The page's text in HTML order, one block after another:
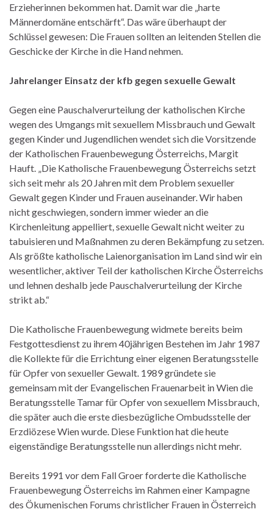
Erzieherinnen bekommen hat. Damit war die „harte
Männerdomäne entschärft“. Das wäre überhaupt der
Schlüssel gewesen: Die Frauen sollten an leitenden Stellen die
Geschicke der Kirche in die Hand nehmen.
Jahrelanger Einsatz der kfb gegen sexuelle Gewalt
Gegen eine Pauschalverurteilung der katholischen Kirche
wegen des Umgangs mit sexuellem Missbrauch und Gewalt
gegen Kinder und Jugendlichen wendet sich die Vorsitzende
der Katholischen Frauenbewegung Österreichs, Margit
Hauft. „Die Katholische Frauenbewegung Österreichs setzt
sich seit mehr als 20 Jahren mit dem Problem sexueller
Gewalt gegen Kinder und Frauen auseinander. Wir haben
nicht geschwiegen, sondern immer wieder an die
Kirchenleitung appelliert, sexuelle Gewalt nicht weiter zu
tabuisieren und Maßnahmen zu deren Bekämpfung zu setzen.
Als größte katholische Laienorganisation im Land sind wir ein
wesentlicher, aktiver Teil der katholischen Kirche Österreichs
und lehnen deshalb jede Pauschalverurteilung der Kirche
strikt ab.“
Die Katholische Frauenbewegung widmete bereits beim
Festgottesdienst zu ihrem 40jährigen Bestehen im Jahr 1987
die Kollekte für die Errichtung einer eigenen Beratungsstelle
für Opfer von sexueller Gewalt. 1989 gründete sie
gemeinsam mit der Evangelischen Frauenarbeit in Wien die
Beratungsstelle Tamar für Opfer von sexuellem Missbrauch,
die später auch die erste diesbezügliche Ombudsstelle der
Erzdiözese Wien wurde. Diese Funktion hat die heute
eigenständige Beratungsstelle nun allerdings nicht mehr.
Bereits 1991 vor dem Fall Groer forderte die Katholische
Frauenbewegung Österreichs im Rahmen einer Kampagne
des Ökumenischen Forums christlicher Frauen in Österreich